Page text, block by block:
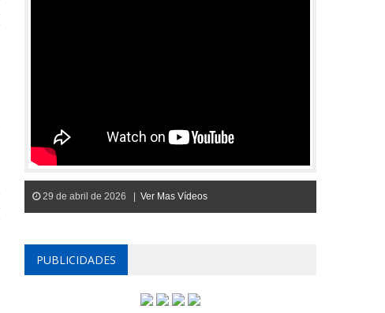
29 de abril de 2026 | Ver Mas Vídeos
PUBLICIDADES